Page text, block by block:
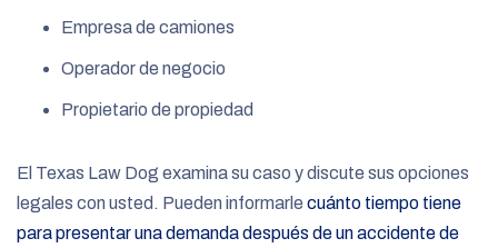
Empresa de camiones
Operador de negocio
Propietario de propiedad
El Texas Law Dog examina su caso y discute sus opciones
legales con usted. Pueden informarle cuánto tiempo tiene
para presentar una demanda después de un accidente de